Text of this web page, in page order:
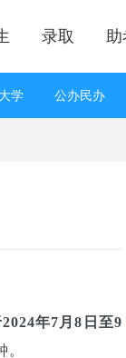
录取 助
学 公办民办
年7月8日至9